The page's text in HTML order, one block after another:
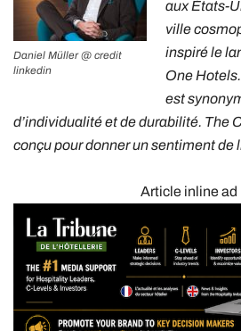
Daniel Müller @ credit
linkedin
aux États-
ville
inspiré le
One
est
d’individualité et de durabilité. The
conçu pour donner un sentiment de
Article inline ad